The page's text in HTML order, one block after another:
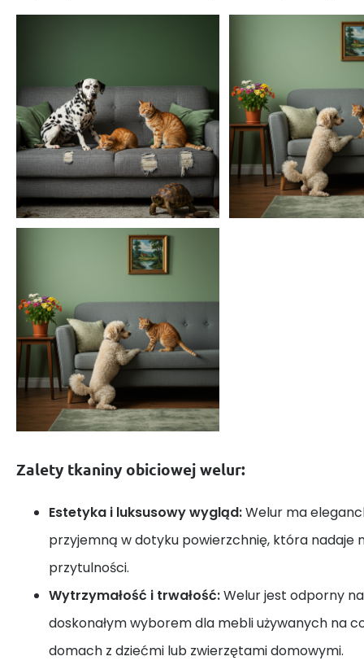
Zalety tkaniny obiciowej welur:
Estetyka i luksusowy wygląd:Welur ma
przyjemną w dotyku powierzchnię, która nadaje
przytulności.
Wytrzymałość i trwałość:Welur jest odporny
doskonałym wyborem dla mebli używanych na
domach z dziećmi lub zwierzętami domowymi.